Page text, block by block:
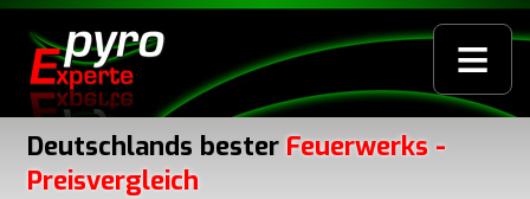
≡
Deutschlands bester Feuerwerks -
Preisvergleich